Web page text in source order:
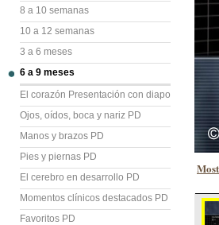
8 a 10 semanas
10 a 12 semanas
3 a 6 meses
6 a 9 meses
El corazón Presentación con diapositivas (PD)
Ojos, oídos, boca y nariz PD
Manos y brazos PD
Pies y piernas PD
El cerebro en desarrollo PD
Momentos clínicos destacados PD
Favoritos PD